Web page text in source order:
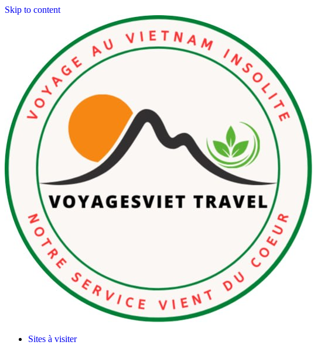
Skip to content
Sites à visiter